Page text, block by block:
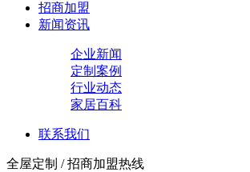
招商加盟
新闻资讯
企业新闻
定制案例
行业动态
家居百科
联系我们
全屋定制 / 招商加盟热线